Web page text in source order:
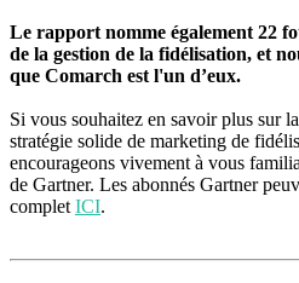
Le rapport nomme également 22
de la gestion de la fidélisation, et
que Comarch est l'un d’eux.
Si vous souhaitez en savoir plus sur
stratégie solide de marketing de
encourageons vivement à vous
de Gartner. Les abonnés Gartner
complet ICI.